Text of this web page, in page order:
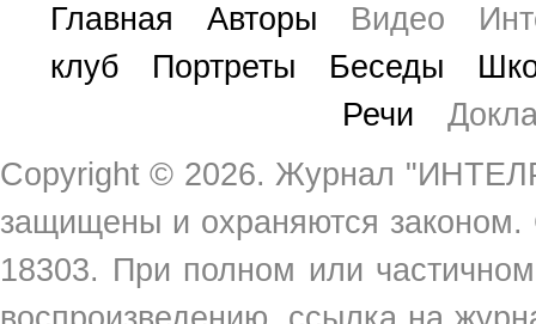
Главная Авторы Видео
клуб
Портреты Беседы
Речи
Copyright © 2026. Журнал
защищены и охраняются
18303. При полном или